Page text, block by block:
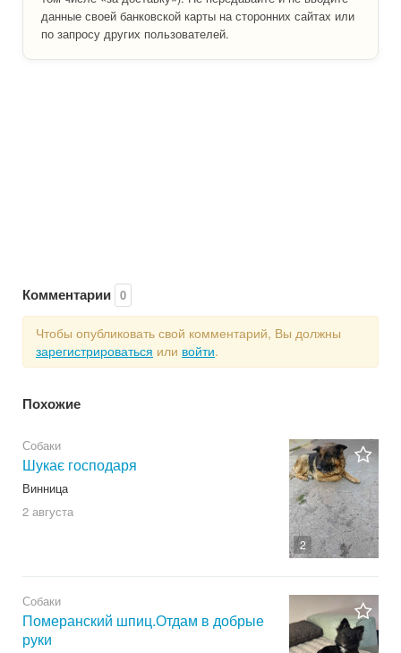
данные своей банковской карты на сторонних сайтах или
по запросу других пользователей.
Комментарии 0
Чтобы опубликовать свой комментарий, Вы должны
зарегистрироваться или войти.
Похожие
2
Собаки
Шукає господаря
Винница
2 августа
Собаки
Померанский шпиц.Отдам в добрые
руки